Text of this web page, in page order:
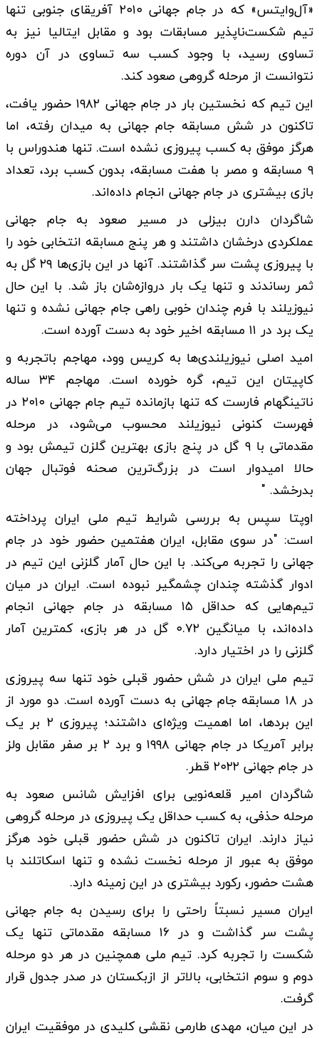
«آل‌وایتس» که در جام جهانی ۲۰۱۰ آفریقای جنوبی تنها
تیم شکست‌ناپذیر مسابقات بود و مقابل ایتالیا نیز به
تساوی رسید، با وجود کسب سه تساوی در آن دوره
نتوانست از مرحله گروهی صعود کند.
این تیم که نخستین بار در جام جهانی ۱۹۸۲ حضور یافت،
تاکنون در شش مسابقه جام جهانی به میدان رفته، اما
هرگز موفق به کسب پیروزی نشده است. تنها هندوراس با
۹ مسابقه و مصر با هفت مسابقه، بدون کسب برد، تعداد
بازی بیشتری در جام جهانی انجام داده‌اند.
شاگردان دارن بیزلی در مسیر صعود به جام جهانی
عملکردی درخشان داشتند و هر پنج مسابقه انتخابی خود را
با پیروزی پشت سر گذاشتند. آنها در این بازی‌ها ۲۹ گل به
ثمر رساندند و تنها یک بار دروازه‌شان باز شد. با این حال
نیوزیلند با فرم چندان خوبی راهی جام جهانی نشده و تنها
یک برد در ۱۱ مسابقه اخیر خود به دست آورده است.
امید اصلی نیوزیلندی‌ها به کریس وود، مهاجم باتجربه و
کاپیتان این تیم، گره خورده است. مهاجم ۳۴ ساله
ناتینگهام فارست که تنها بازمانده تیم جام جهانی ۲۰۱۰ در
فهرست کنونی نیوزیلند محسوب می‌شود، در مرحله
مقدماتی با ۹ گل در پنج بازی بهترین گلزن تیمش بود و
حالا امیدوار است در بزرگ‌ترین صحنه فوتبال جهان
بدرخشد. "
اوپتا سپس به بررسی شرایط تیم ملی ایران پرداخته
است: "در سوی مقابل، ایران هفتمین حضور خود در جام
جهانی را تجربه می‌کند. با این حال آمار گلزنی این تیم در
ادوار گذشته چندان چشمگیر نبوده است. ایران در میان
تیم‌هایی که حداقل ۱۵ مسابقه در جام جهانی انجام
داده‌اند، با میانگین ۰.۷۲ گل در هر بازی، کمترین آمار
گلزنی را در اختیار دارد.
تیم ملی ایران در شش حضور قبلی خود تنها سه پیروزی
در ۱۸ مسابقه جام جهانی به دست آورده است. دو مورد از
این بردها، اما اهمیت ویژه‌ای داشتند؛ پیروزی ۲ بر یک
برابر آمریکا در جام جهانی ۱۹۹۸ و برد ۲ بر صفر مقابل ولز
در جام جهانی ۲۰۲۲ قطر.
شاگردان امیر قلعه‌نویی برای افزایش شانس صعود به
مرحله حذفی، به کسب حداقل یک پیروزی در مرحله گروهی
نیاز دارند. ایران تاکنون در شش حضور قبلی خود هرگز
موفق به عبور از مرحله نخست نشده و تنها اسکاتلند با
هشت حضور، رکورد بیشتری در این زمینه دارد.
ایران مسیر نسبتاً راحتی را برای رسیدن به جام جهانی
پشت سر گذاشت و در ۱۶ مسابقه مقدماتی تنها یک
شکست را تجربه کرد. تیم ملی همچنین در هر دو مرحله
دوم و سوم انتخابی، بالاتر از ازبکستان در صدر جدول قرار
گرفت.
در این میان، مهدی طارمی نقشی کلیدی در موفقیت ایران